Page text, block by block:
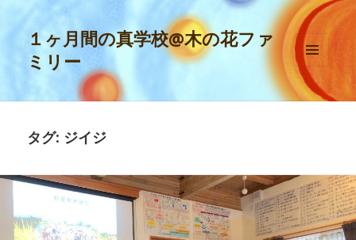
１ヶ月間の真学校@木の花ファ
ミリー
メニュ
ーとウ
ィジェ
タグ: ジイジ